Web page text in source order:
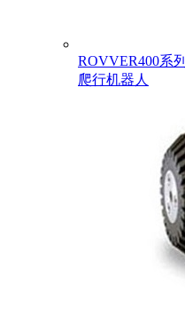
ROVVER400系列
爬行机器人